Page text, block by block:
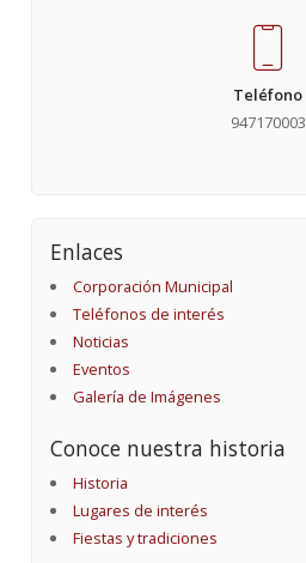
Teléfono
947170003
Enlaces
Corporación Municipal
Teléfonos de interés
Noticias
Eventos
Galería de Imágenes
Conoce nuestra historia
Historia
Lugares de interés
Fiestas y tradiciones